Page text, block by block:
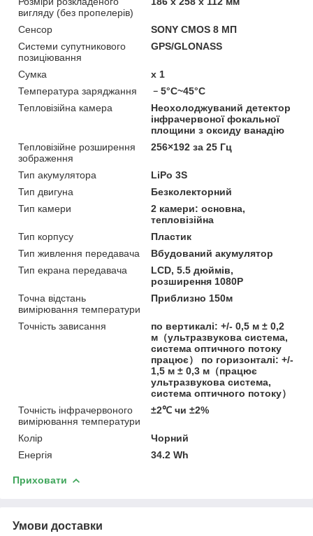
вигляду (без пропелерів)
Сенсор
SONY CMOS 8 МП
Системи супутникового
позиціювання
GPS/GLONASS
Сумка
x 1
Температура заряджання
﹣5°C~45°C
Тепловізійна камера
Неохолоджуваний детектор
інфрачервоної фокальної
площини з оксиду ванадію
Тепловізійне розширення
зображення
256×192 за 25 Гц
Тип акумулятора
LiPo 3S
Тип двигуна
Безколекторний
Тип камери
2 камери: основна,
тепловізійна
Тип корпусу
Пластик
Тип живлення передавача
Вбудований акумулятор
Тип екрана передавача
LCD, 5.5 дюймів,
розширення 1080P
Точна відстань
вимірювання температури
Приблизно 150м
Точність зависання
по вертикалі: +/- 0,5 м ± 0,2
м（ультразвукова система,
система оптичного потоку
працює） по горизонталі: +/-
1,5 м ± 0,3 м（працює
ультразвукова система,
система оптичного потоку）
Точність інфрачервоного
вимірювання температури
±2℃ чи ±2%
Колір
Чорний
Енергія
34.2 Wh
Приховати
Умови доставки